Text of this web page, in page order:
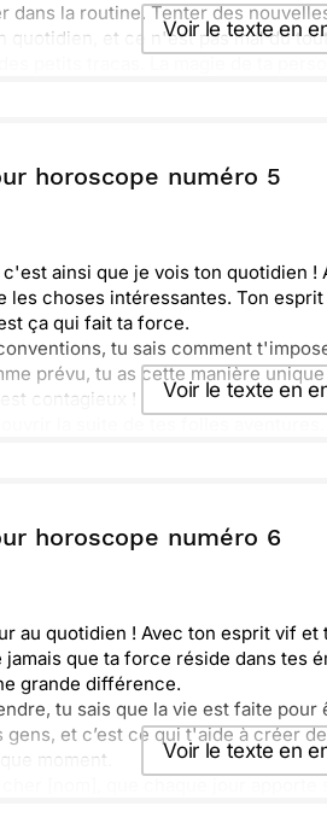
dans la routine. Tenter des
quotidien, et ce n'est pas mal du
Voir le texte en
ou : Copier Recevoir par
horoscope numéro 5
ainsi que je vois ton quotidien
les choses intéressantes. Ton
ça qui fait ta force.
tu sais comment
prévu, tu as cette manière
contagieux !
Voir le texte en
ou : Copier Recevoir par
horoscope numéro 6
au quotidien ! Avec ton esprit vif
jamais que ta force réside dans tes
grande différence.
tu sais que la vie est faite pour
gens, et c’est ce qui t'aide à créer
moment.
Voir le texte en